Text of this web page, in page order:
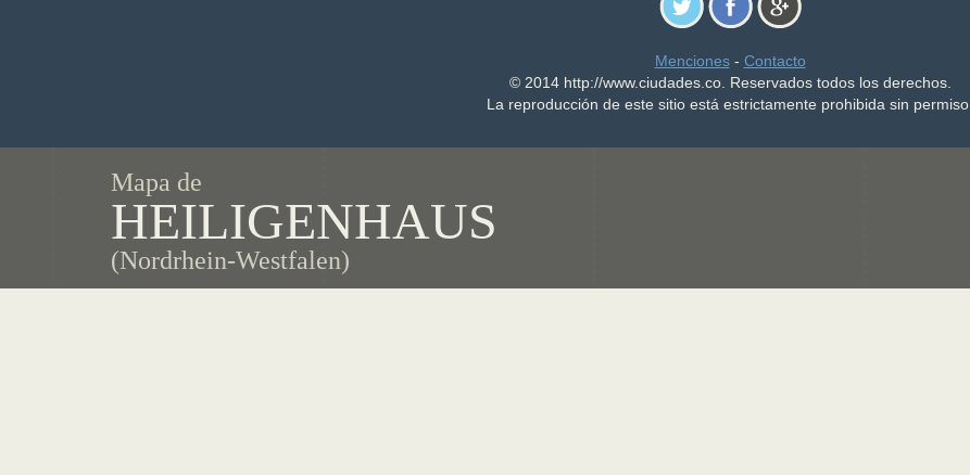
Menciones- Contacto
© 2014 http://www.ciudades.co. Reservados todos los derechos.
La reproducción de este sitio está estrictamente prohibida sin permiso.
Mapa de
HEILIGENHAUS
(Nordrhein-Westfalen)